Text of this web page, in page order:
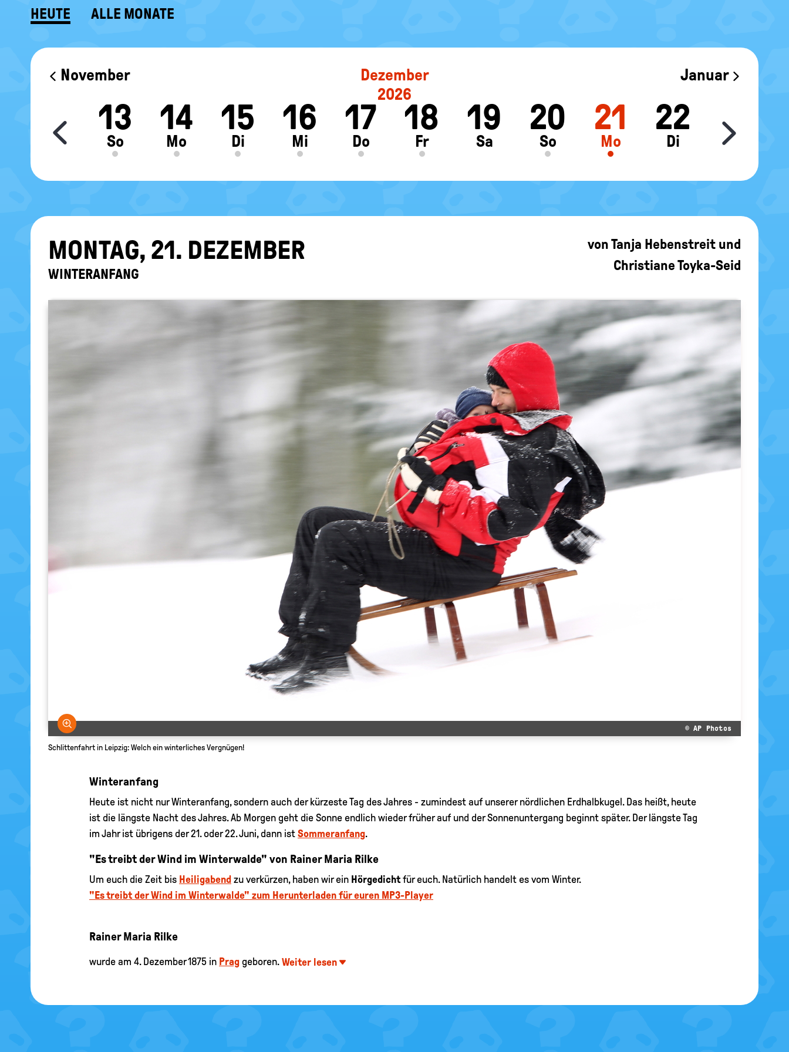
HEUTE ALLE MONATE
KALENDER
Dezember
2026
November Januar
12
Sa
13
So
14
Mo
15
Di
16
Mi
17
Do
18
Fr
19
Sa
20
So
21
Mo
22
Di
23
Mi
Move slider content left Move
MON­TAG, 21. DE­ZEM­BER
WIN­TER­AN­FANG
vonTanja Hebenstreit und
Christiane Toyka-Seid
Bild vergrößern
© AP Photos
Schlittenfahrt in Leipzig: Welch ein winterliches Vergnügen!
Winteranfang
Heute ist nicht nur Winteranfang, sondern auch der kürzeste Tag des Jahres - zumindest auf unserer nördlichen Erdhalbkugel. Das heißt, heute
ist die längste Nacht des Jahres. Ab Morgen geht die Sonne endlich wieder früher auf und der Sonnenuntergang beginnt später. Der längste Tag
im Jahr ist übrigens der 21. oder 22. Juni, dann ist Sommeranfang.
"Es treibt der Wind im Winterwalde" von Rainer Maria Rilke
Um euch die Zeit bis Heiligabend zu verkürzen, haben wir ein Hörgedichtfür euch. Natürlich handelt es vom Winter.
"Es treibt der Wind im Winterwalde" zum Herunterladen für euren MP3-Player
Rainer Maria Rilke
wurde am 4. Dezember 1875 in Prag geboren. Weiter lesen